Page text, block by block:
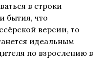
в строки
бытия, что
версии, то
идеальным
по взрослению в